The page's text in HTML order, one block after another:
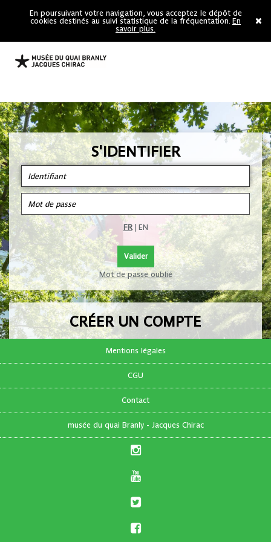
En poursuivant votre navigation, vous acceptez le dépôt de
cookies destinés au suivi statistique de la fréquentation. En
savoir plus.
S'IDENTIFIER
FR EN
Mot de passe oublié
CRÉER UN COMPTE
Pas encore de compte ?
FR | EN
S'inscrire
Mentions légales
CGU
Contact
musée du quai Branly - Jacques Chirac